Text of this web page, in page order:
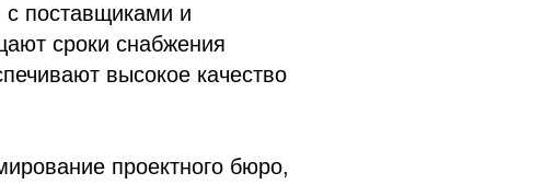
с поставщиками и
сроки снабжения
высокое качество
проектного бюро,